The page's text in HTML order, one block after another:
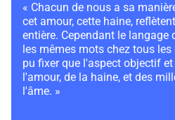
« Chacun de nous a sa
cet amour, cette haine,
entière. Cependant le langage
les mêmes mots chez tous
pu fixer que l'aspect objectif
l'amour, de la haine, et des
l'âme. »